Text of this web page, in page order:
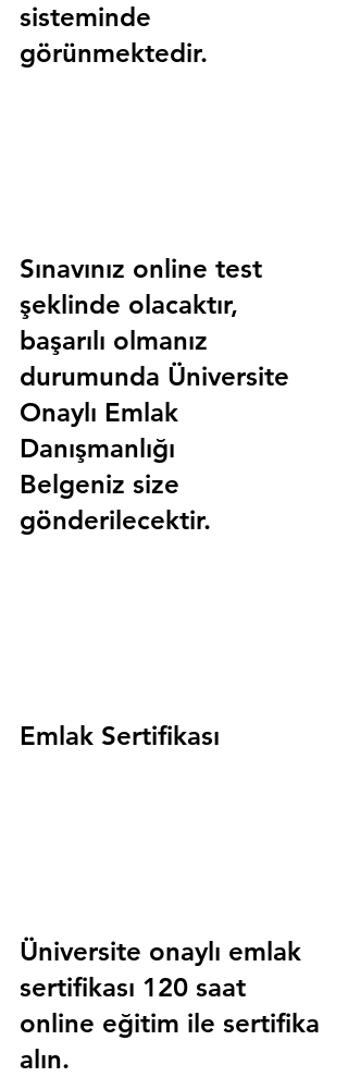
sisteminde
görünmektedir.
Sınavınız online test
şeklinde olacaktır,
başarılı olmanız
durumunda Üniversite
Onaylı Emlak
Danışmanlığı
Belgeniz size
gönderilecektir.
Emlak Sertifikası
Üniversite onaylı emlak
sertifikası 120 saat
online eğitim ile sertifika
alın.